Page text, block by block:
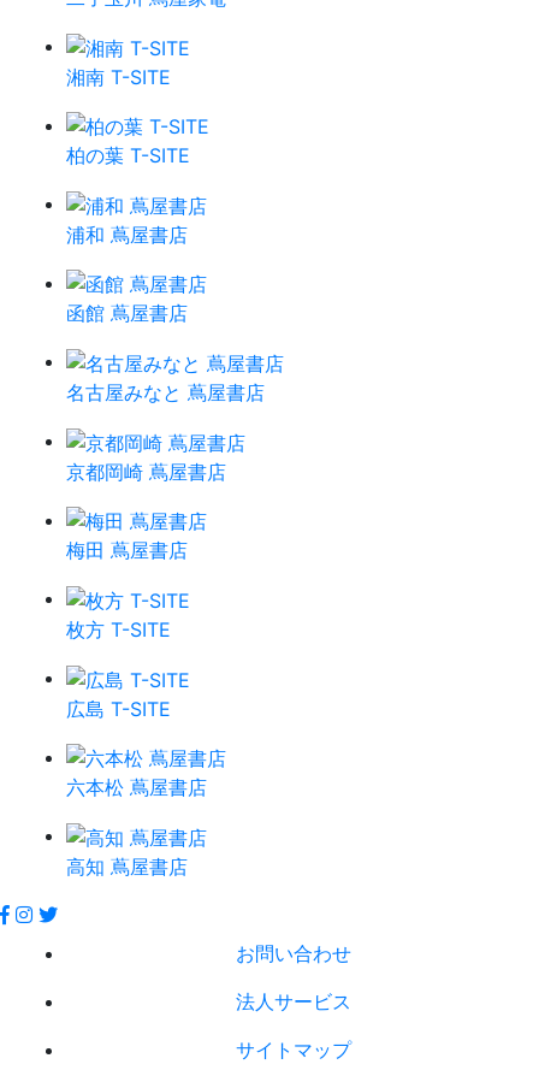
湘南 T-SITE
柏の葉 T-SITE
浦和 蔦屋書店
函館 蔦屋書店
名古屋みなと 蔦屋書店
京都岡崎 蔦屋書店
梅田 蔦屋書店
枚方 T-SITE
広島 T-SITE
六本松 蔦屋書店
高知 蔦屋書店
お問い合わせ
法人サービス
サイトマップ